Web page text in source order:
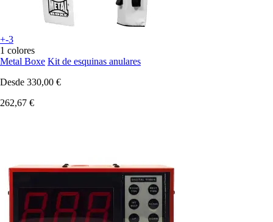
+-3
1 colores
Metal Boxe Kit de esquinas anulares
Desde 330,00 €
262,67 €